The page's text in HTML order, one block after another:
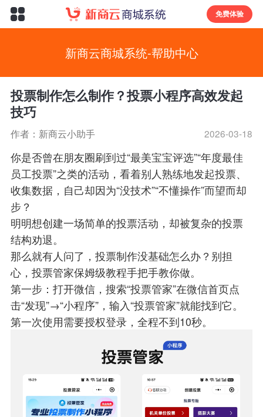
免费体验
新商云商城系统-帮助中心
投票制作怎么制作？投票小程序高效发起
技巧
作者：新商云小助手 2026-03-18
你是否曾在朋友圈刷到过“最美宝宝评选”“年度最佳
员工投票”之类的活动，看着别人熟练地发起投票、
收集数据，自己却因为“没技术”“不懂操作”而望而却
步？
明明想创建一场简单的投票活动，却被复杂的投票
结构劝退。
那么就有人问了，投票制作没基础怎么办？别担
心，投票管家保姆级教程手把手教你做。
第一步：打开微信，搜索“投票管家”在微信首页点
击“发现”→“小程序”，输入“投票管家”就能找到它。
第一次使用需要授权登录，全程不到10秒。